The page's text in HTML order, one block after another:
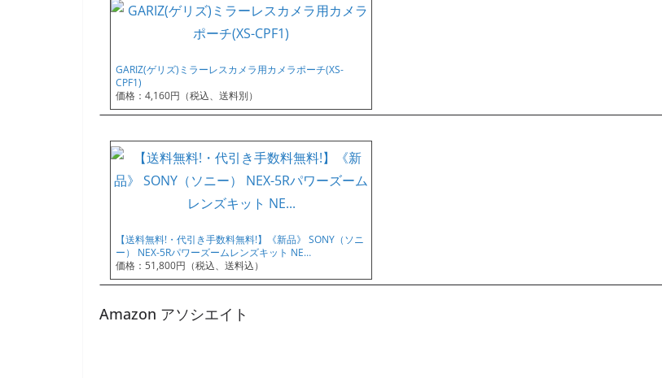
GARIZ(ゲリズ)ミラーレスカメラ用カメラポーチ(XS-
CPF1)
価格：4,160円（税込、送料別）
【送料無料!・代引き手数料無料!】《新品》 SONY（ソニ
ー） NEX-5Rパワーズームレンズキット NE…
価格：51,800円（税込、送料込）
Amazon アソシエイト